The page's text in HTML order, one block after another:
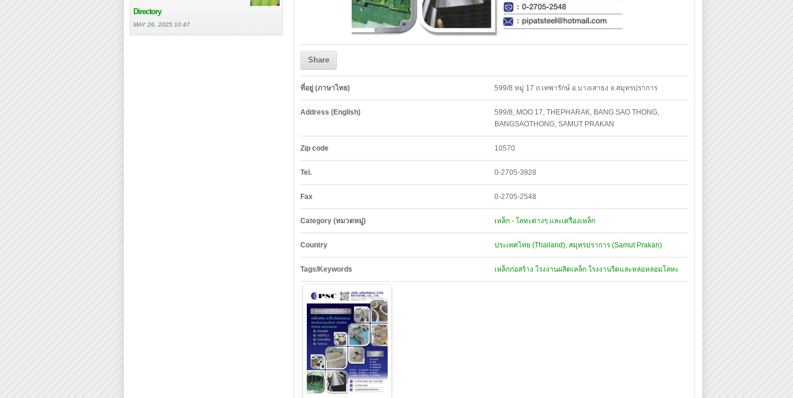
Directory
MAY 26, 2025 10:47
Share
ที่อยู่ (ภาษาไทย) 599/8 หมู่ 17 ถ.เทพารักษ์ อ.บางเสาธง จ.สมุทรปราการ
Address (English)
599/8, MOO 17, THEPHARAK, BANG SAO THONG,
BANGSAOTHONG, SAMUT PRAKAN
Zip code 10570
Tel. 0-2705-3928
Fax 0-2705-2548
Category (หมวดหมู่) เหล็ก - โลหะต่างๆ และเครื่องเหล็ก
Country ประเทศไทย (Thailand), สมุทรปราการ (Samut Prakan)
Tags/Keywords เหล็กก่อสร้าง โรงงานผลิตเหล็ก โรงงานรีดและหล่อหลอมโลหะ